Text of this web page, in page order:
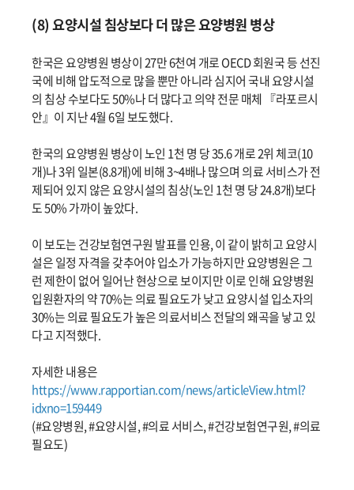
(8) 요양시설 침상보다 더 많은 요양병원 병상
한국은 요양병원 병상이 27만 6천여 개로 OECD 회원국 등 선진
국에 비해 압도적으로 많을 뿐만 아니라 심지어 국내 요양시설
의 침상 수보다도 50%나 더 많다고 의약 전문 매체 『라포르시
안』이 지난 4월 6일 보도했다.
한국의 요양병원 병상이 노인 1천 명 당 35.6 개로 2위 체코(10
개)나 3위 일본(8.8개)에 비해 3~4배나 많으며 의료 서비스가 전
제되어 있지 않은 요양시설의 침상(노인 1천 명 당 24.8개)보다
도 50% 가까이 높았다.
이 보도는 건강보험연구원 발표를 인용, 이 같이 밝히고 요양시
설은 일정 자격을 갖추어야 입소가 가능하지만 요양병원은 그
런 제한이 없어 일어난 현상으로 보이지만 이로 인해 요양병원
입원환자의 약 70%는 의료 필요도가 낮고 요양시설 입소자의
30%는 의료 필요도가 높은 의료서비스 전달의 왜곡을 낳고 있
다고 지적했다.
자세한 내용은
https://www.rapportian.com/news/articleView.html?
idxno=159449
(#요양병원, #요양시설, #의료 서비스, #건강보험연구원, #의료
필요도)